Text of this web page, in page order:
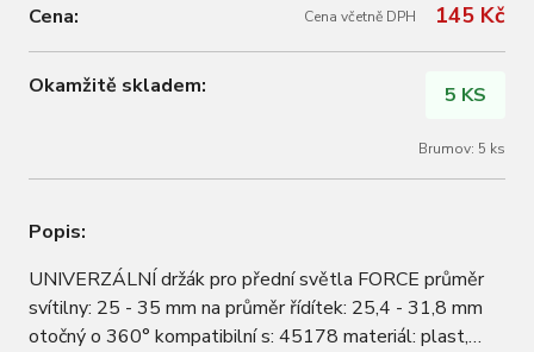
Cena: Cena včetně DPH 145 Kč
Okamžitě skladem: 5 KS
Brumov: 5 ks
Popis:
UNIVERZÁLNÍ držák pro přední světla FORCE průměr
svítilny: 25 - 35 mm na průměr řídítek: 25,4 - 31,8 mm
otočný o 360° kompatibilní s: 45178 materiál: plast,